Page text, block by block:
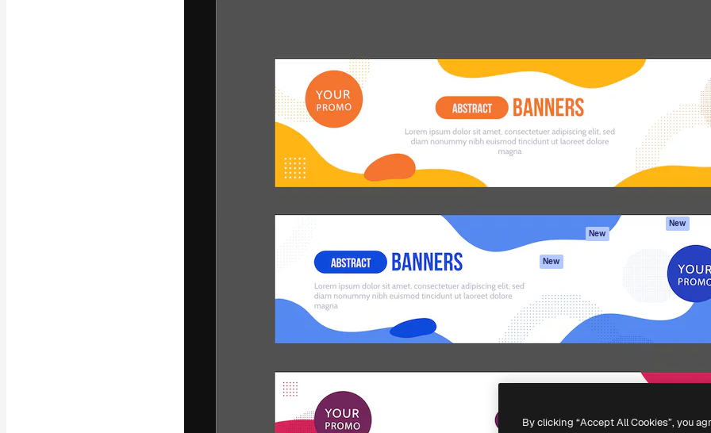
A plataforma criativa para você direcionar
seu melhor trabalho. Mais de 1 milhão de
assinantes entre criativos, empresas,
agências e estúdios.
Português
Produtos
Spaces
Assistente de IA
Gerador de
imagens
Texto para voz
Claude/ChatGPT
New
New
API
App móvel
Todas as
ferramentas
Começar
Documentação
Atendimento
Termos e
condições
Política de
New
Política de cookies
Central de
confiabilidade
Empresas
Copyright © 2010- Todos os direitos reservados.
By clicking “Accept All Cookies”, you